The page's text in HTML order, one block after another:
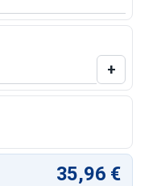
gewünschten
+
35,96 €